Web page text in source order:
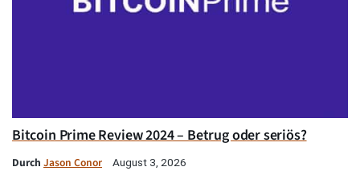
Bitcoin Prime Review 2024 – Betrug oder seriös?
Durch Jason Conor August 3, 2026